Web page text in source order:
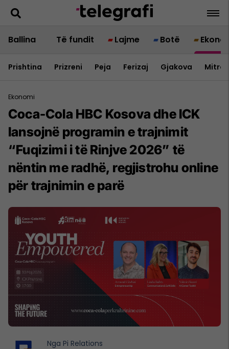
Ballina Të fundit Lajme Botë
Prishtina Prizreni Peja Ferizaj Gjakova
Ekonomi
Coca-Cola HBC Kosova dhe ICK
lansojnë programin e trajnimit
“Fuqizimi i të Rinjve 2026” të
nëntin me radhë, regjistrohu online
për trajnimin e parë
Nga Pi Relations